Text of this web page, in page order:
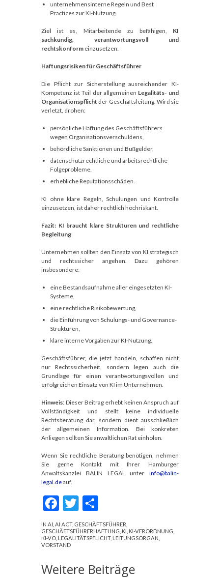
unternehmensinterne Regeln und Best
Practices zur KI-Nutzung.
Ziel ist es, Mitarbeitende zu befähigen, KI
sachkundig, verantwortungsvoll und
rechtskonform einzusetzen.
Haftungsrisiken für Geschäftsführer
Die Pflicht zur Sicherstellung ausreichender KI-
Kompetenz ist Teil der allgemeinen Legalitäts- und
Organisationspflicht der Geschäftsleitung. Wird sie
verletzt, drohen:
persönliche Haftung des Geschäftsführers
wegen Organisationsverschuldens,
behördliche Sanktionen und Bußgelder,
datenschutzrechtliche und arbeitsrechtliche
Folgeprobleme,
erhebliche Reputationsschäden.
KI ohne klare Regeln, Schulungen und Kontrolle
einzusetzen, ist daher rechtlich hochriskant.
Fazit: KI braucht klare Strukturen und rechtliche
Begleitung
Unternehmen sollten den Einsatz von KI strategisch
und rechtssicher angehen. Dazu gehören
insbesondere:
eine Bestandsaufnahme aller eingesetzten KI-
Systeme,
eine rechtliche Risikobewertung,
die Einführung von Schulungs- und Governance-
Strukturen,
klare interne Vorgaben zur KI-Nutzung.
Geschäftsführer, die jetzt handeln, schaffen nicht
nur Rechtssicherheit, sondern legen auch die
Grundlage für einen verantwortungsvollen und
erfolgreichen Einsatz von KI im Unternehmen.
Hinweis: Dieser Beitrag erhebt keinen Anspruch auf
Vollständigkeit und stellt keine individuelle
Rechtsberatung dar, sondern dient ausschließlich
der allgemeinen Information. Bei konkreten
Anliegen sollten Sie anwaltlichen Rat einholen.
Wenn Sie rechtliche Beratung benötigen, nehmen
Sie gerne Kontakt mit Ihrer Hamburger
Anwaltskanzlei BALIN LEGAL unter info@balin-
legal.deauf.
F
ac
e
b
o
T
w
itt
ar
ta
er
IN AI AI ACT, GESCHÄFTSFÜHRER
GESCHÄFTSFÜHRERHAFTUNG KI KI-VERORDNUNG
KI-VO LEGALITÄTSPFLICHT, LEITUNGSORGAN
VORSTAND
Weitere Beiträge